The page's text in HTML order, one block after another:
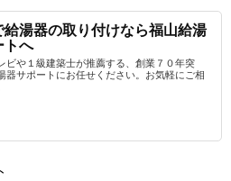
給湯器の取り付けなら福山給湯
トへ
ビや１級建築士が推薦する、創業７０年突
器サポートにお任せください。お気軽にご相